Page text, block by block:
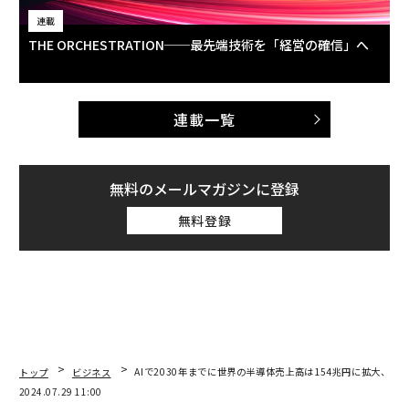
連載
THE ORCHESTRATION──最先端技術を「経営の確信」へ
連載一覧
無料のメールマガジンに登録
無料登録
トップ ビジネス
AIで2030年までに世界の半導体売上高は154兆円に拡大、エ
2024.07.29 11:00